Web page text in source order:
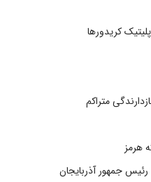
کریدورها
متراکم
هرمز
جمهور آذربایجان